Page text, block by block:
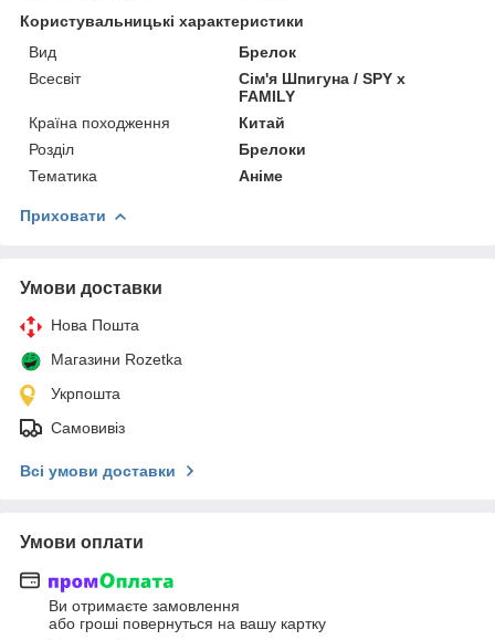
Користувальницькі характеристики
Вид
Брелок
Всесвіт
Сім'я Шпигуна / SPY x
FAMILY
Країна походження
Китай
Розділ
Брелоки
Тематика
Аніме
Приховати
Умови доставки
Нова Пошта
Магазини Rozetka
Укрпошта
Самовивіз
Всі умови доставки
Умови оплати
Ви отримаєте замовлення
або гроші повернуться на вашу картку